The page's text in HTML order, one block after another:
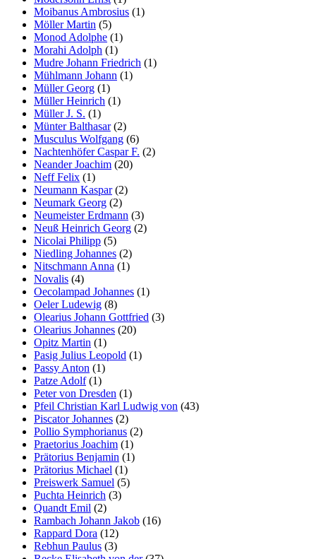
Moibanus Ambrosius (1)
Möller Martin (5)
Monod Adolphe (1)
Morahi Adolph (1)
Mudre Johann Friedrich (1)
Mühlmann Johann (1)
Müller Georg (1)
Müller Heinrich (1)
Müller J. S. (1)
Münter Balthasar(2)
Musculus Wolfgang (6)
Nachtenhöfer Caspar F. (2)
Neander Joachim (20)
Neff Felix (1)
Neumann Kaspar(2)
Neumark Georg (2)
Neumeister Erdmann (3)
Neuß Heinrich Georg (2)
Nicolai Philipp (5)
Niedling Johannes (2)
Nitschmann Anna (1)
Novalis (4)
Oecolampad Johannes (1)
Oeler Ludewig (8)
Olearius Johann Gottfried (3)
Olearius Johannes (20)
Opitz Martin (1)
Pasig Julius Leopold (1)
Passy Anton (1)
Patze Adolf(1)
Peter von Dresden (1)
Pfeil Christian Karl Ludwig von (43)
Piscator Johannes (2)
Pollio Symphorianus (2)
Praetorius Joachim (1)
Prätorius Benjamin (1)
Prätorius Michael (1)
Preiswerk Samuel (5)
Puchta Heinrich (3)
Quandt Emil (2)
Rambach Johann Jakob (16)
Rappard Dora (12)
Rebhun Paulus (3)